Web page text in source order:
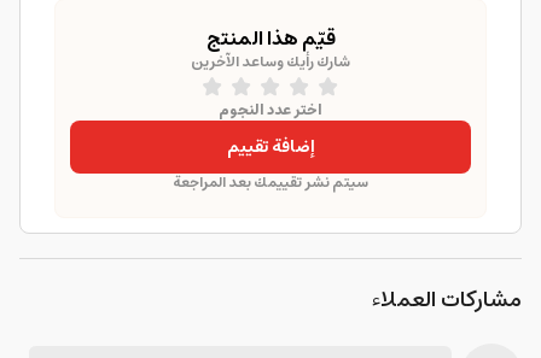
قيّم هذا المنتج
شارك رأيك وساعد الآخرين
اختر عدد النجوم
إضافة تقييم
سيتم نشر تقييمك بعد المراجعة
مشاركات العملاء